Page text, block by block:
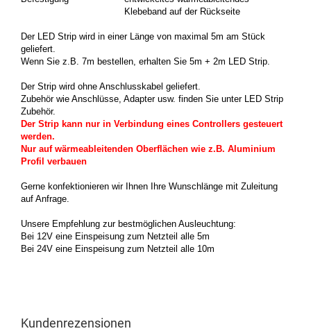
Klebeband auf der Rückseite
Der LED Strip wird in einer Länge von maximal 5m am Stück
geliefert.
Wenn Sie z.B. 7m bestellen, erhalten Sie 5m + 2m LED Strip.
Der Strip wird ohne Anschlusskabel geliefert.
Zubehör wie Anschlüsse, Adapter usw. finden Sie unter LED Strip
Zubehör.
Der Strip kann nur in Verbindung eines Controllers gesteuert
werden.
Nur auf wärmeableitenden Oberflächen wie z.B. Aluminium
Profil verbauen
Gerne konfektionieren wir Ihnen Ihre Wunschlänge mit Zuleitung
auf Anfrage.
Unsere Empfehlung zur bestmöglichen Ausleuchtung:
Bei 12V eine Einspeisung zum Netzteil alle 5m
Bei 24V eine Einspeisung zum Netzteil alle 10m
Kundenrezensionen